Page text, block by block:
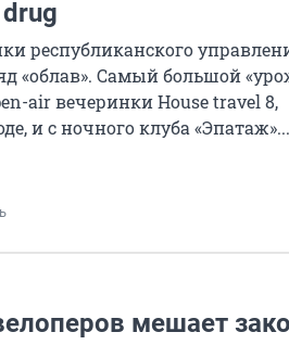
республиканского
«облав». Самый большой
air вечеринки Hоusе travel 8,
и с ночного клуба «Эпатаж»...
мешает